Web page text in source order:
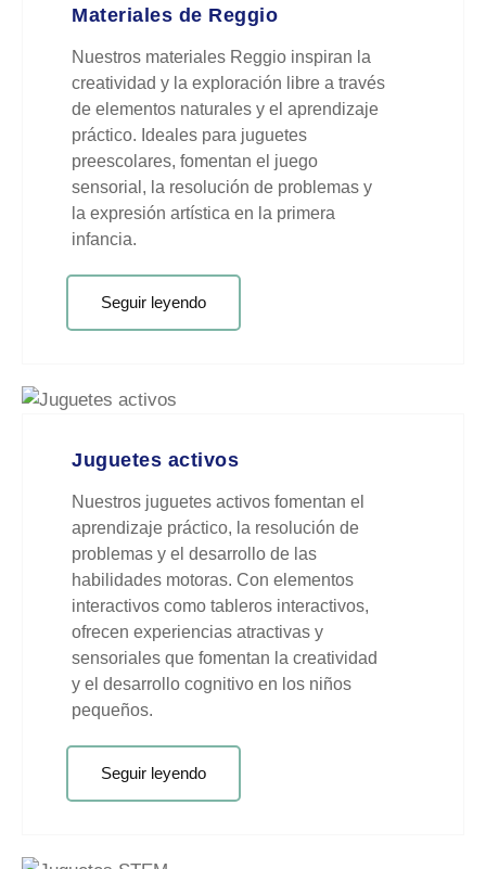
Materiales de Reggio
Nuestros materiales Reggio inspiran la
creatividad y la exploración libre a través
de elementos naturales y el aprendizaje
práctico. Ideales para juguetes
preescolares, fomentan el juego
sensorial, la resolución de problemas y
la expresión artística en la primera
infancia.
Seguir leyendo
Juguetes activos
Nuestros juguetes activos fomentan el
aprendizaje práctico, la resolución de
problemas y el desarrollo de las
habilidades motoras. Con elementos
interactivos como tableros interactivos,
ofrecen experiencias atractivas y
sensoriales que fomentan la creatividad
y el desarrollo cognitivo en los niños
pequeños.
Seguir leyendo